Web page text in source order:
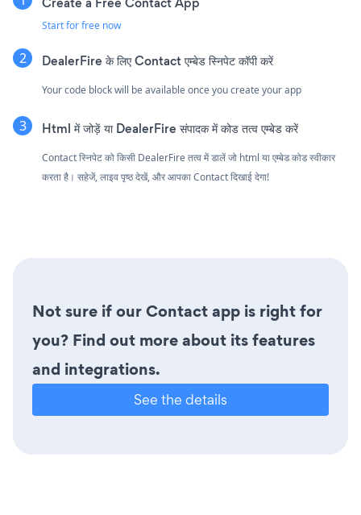
Start for free now
DealerFire के लिए Contact एम्बेड स्निपेट कॉपी करें
Your code block will be available once you create your app
Html में जोड़ें या DealerFire संपादक में कोड तत्व एम्बेड करें
Contact स्निपेट को किसी DealerFire तत्व में डालें जो html या एम्बेड कोड स्वीकार
करता है। सहेजें, लाइव पृष्ठ देखें, और आपका Contact दिखाई देगा!
Not sure if our Contact app is right for
you? Find out more about its features
and integrations.
See the details